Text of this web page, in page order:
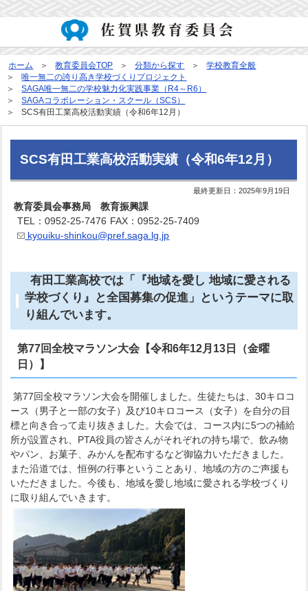
ホーム 教育委員会TOP 分類から探す
学校教育全般
唯一無二の誇り高き学校づくりプロジェクト
SAGA唯一無二の学校魅力化実践事業（R4～R6）
SAGAコラボレーション・スクール（SCS）
SCS有田工業高校活動実績（令和6年12月）
SCS有田工業高校活動実績（令和6年12月）
最終更新日：2025年9月19日
教育委員会事務局 教育振興課
TEL：0952-25-7476 FAX：0952-25-7409
kyouiku-shinkou@pref.saga.lg.jp
有田工業高校では「『地域を愛し 地域に愛される
学校づくり』と全国募集の促進」というテーマに取
り組んでいます。
第77回全校マラソン大会【令和6年12月13日（金曜
日）】
第77回全校マラソン大会を開催しました。生徒たちは、30キロコ
ース（男子と一部の女子）及び10キロコース（女子）を自分の目
標と向き合って走り抜きました。大会では、コース内に5つの補給
所が設置され、PTA役員の皆さんがそれぞれの持ち場で、飲み物
やパン、お菓子、みかんを配布するなど御協力いただきました。
また沿道では、恒例の行事ということあり、地域の方のご声援も
いただきました。今後も、地域を愛し地域に愛される学校づくり
に取り組んでいきます。